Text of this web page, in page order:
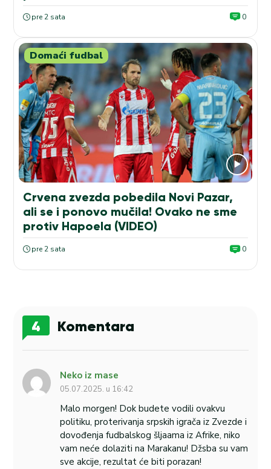
pre 2 sata 0
Domaći fudbal
Crvena zvezda pobedila Novi Pazar,
ali se i ponovo mučila! Ovako ne sme
protiv Hapoela (VIDEO)
pre 2 sata 0
4 Komentara
Neko iz mase
05.07.2025. u 16:42
Malo morgen! Dok budete vodili ovakvu
politiku, proterivanja srpskih igrača iz Zvezde i
dovođenja fudbalskog šljaama iz Afrike, niko
vam neće dolaziti na Marakanu! Džsba su vam
sve akcije, rezultat će biti porazan!